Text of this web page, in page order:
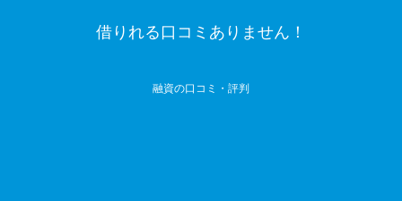
借りれる口コミありません！
融資の口コミ・評判